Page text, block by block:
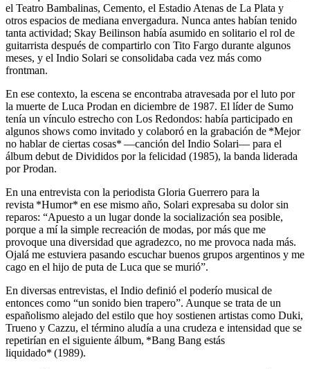
el Teatro Bambalinas, Cemento, el Estadio Atenas de La Plata y
otros espacios de mediana envergadura. Nunca antes habían tenido
tanta actividad; Skay Beilinson había asumido en solitario el rol de
guitarrista después de compartirlo con Tito Fargo durante algunos
meses, y el Indio Solari se consolidaba cada vez más como
frontman.
En ese contexto, la escena se encontraba atravesada por el luto por
la muerte de Luca Prodan en diciembre de 1987. El líder de Sumo
tenía un vínculo estrecho con Los Redondos: había participado en
algunos shows como invitado y colaboró en la grabación de *Mejor
no hablar de ciertas cosas* —canción del Indio Solari— para el
álbum debut de Divididos por la felicidad (1985), la banda liderada
por Prodan.
En una entrevista con la periodista Gloria Guerrero para la
revista *Humor* en ese mismo año, Solari expresaba su dolor sin
reparos: “Apuesto a un lugar donde la socialización sea posible,
porque a mí la simple recreación de modas, por más que me
provoque una diversidad que agradezco, no me provoca nada más.
Ojalá me estuviera pasando escuchar buenos grupos argentinos y me
cago en el hijo de puta de Luca que se murió”.
En diversas entrevistas, el Indio definió el poderío musical de
entonces como “un sonido bien trapero”. Aunque se trata de un
españolismo alejado del estilo que hoy sostienen artistas como Duki,
Trueno y Cazzu, el término aludía a una crudeza e intensidad que se
repetirían en el siguiente álbum, *Bang Bang estás
liquidado* (1989).